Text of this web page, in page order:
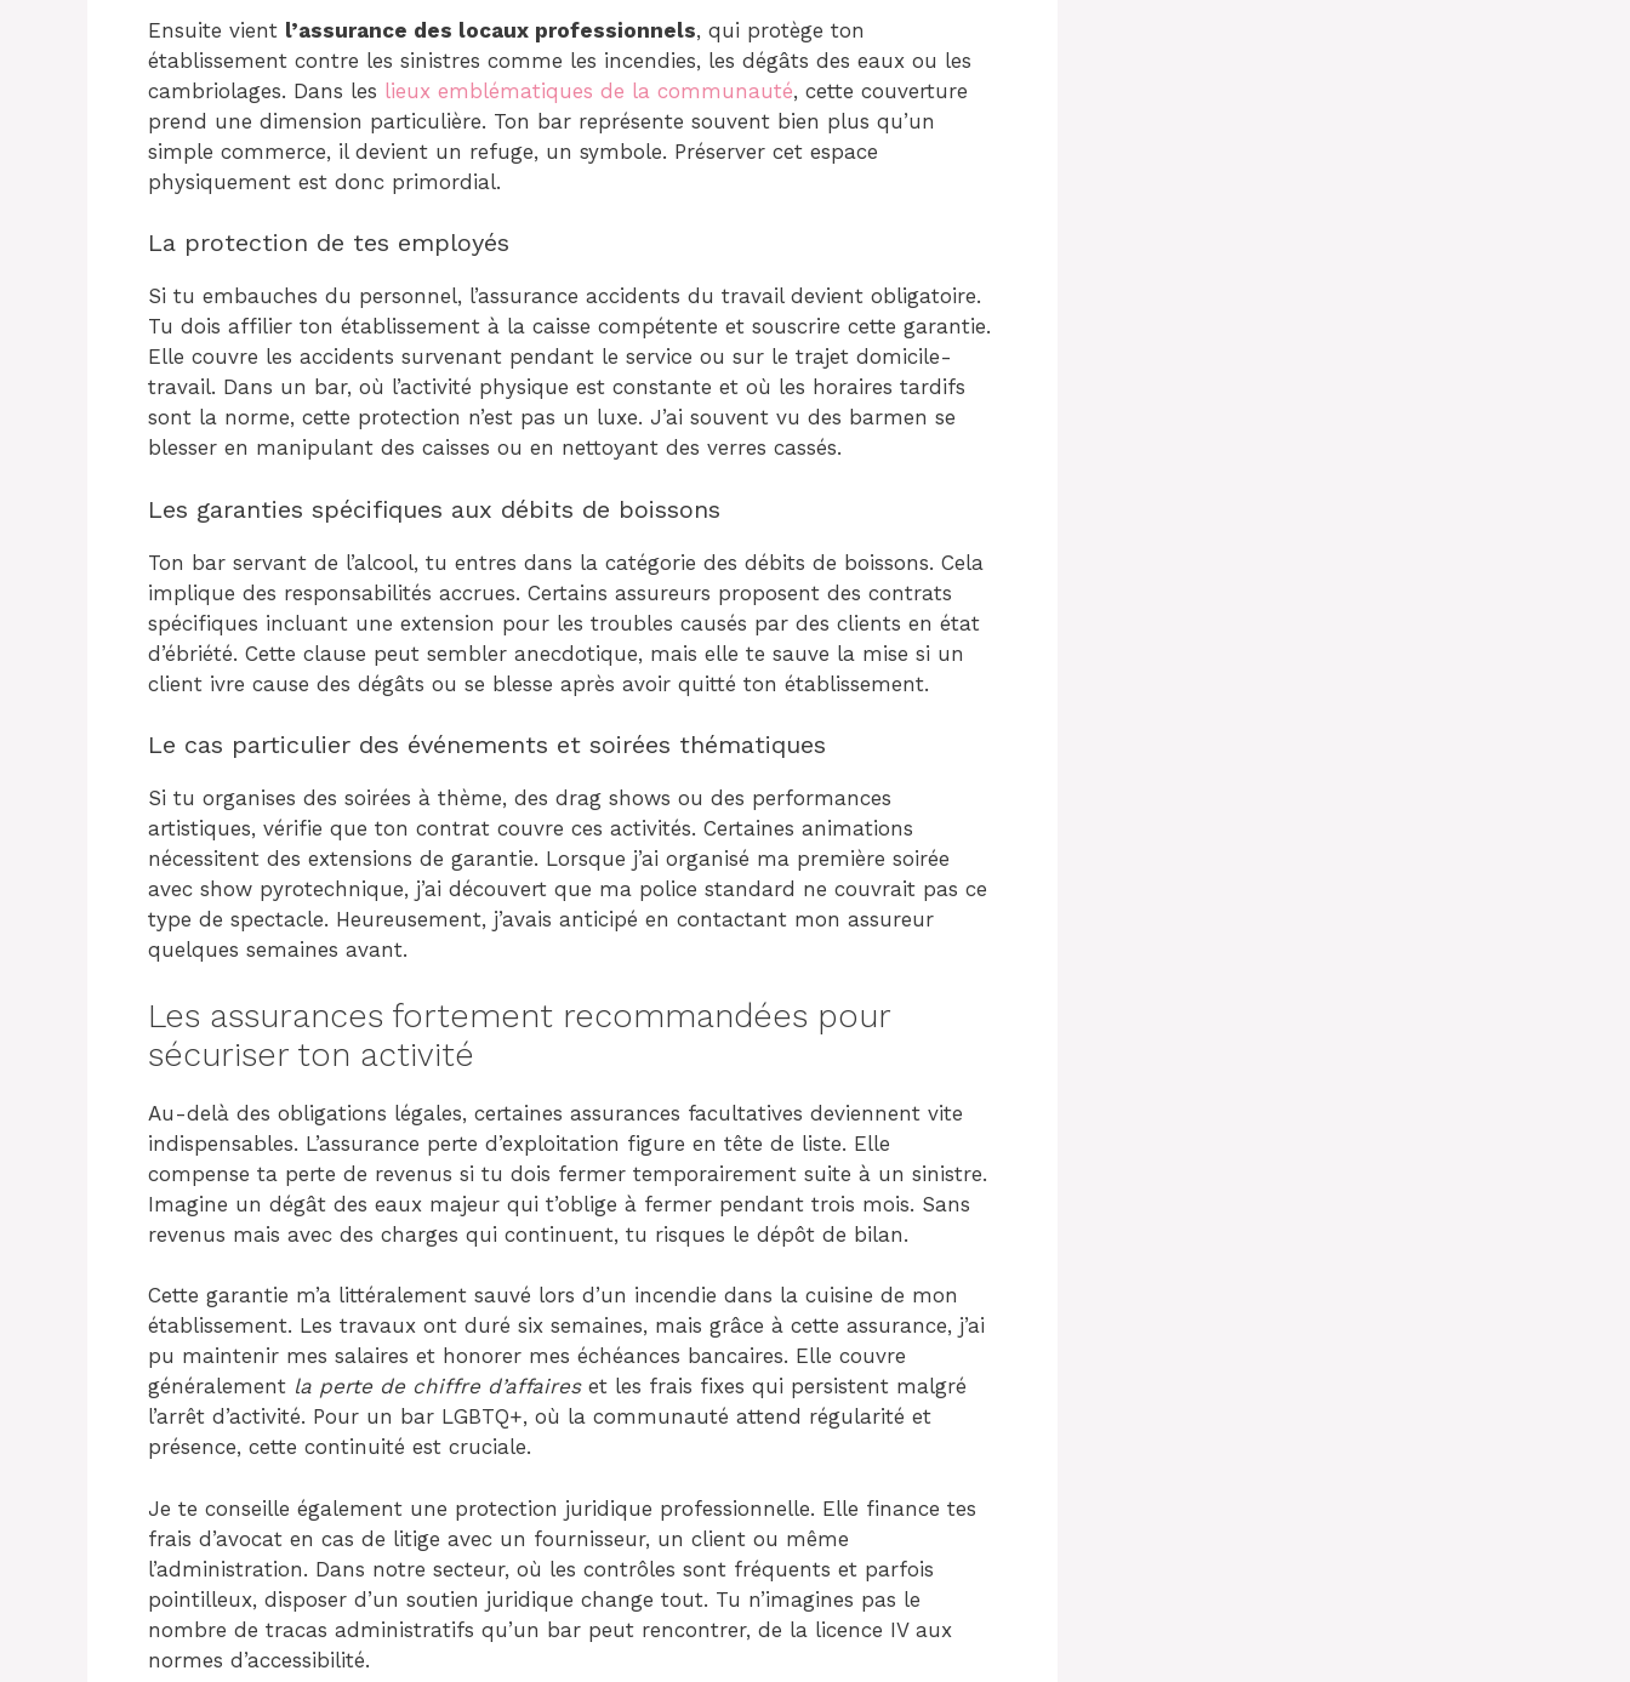
Ensuite vient l’assurance des locaux professionnels, qui protège ton
établissement contre les sinistres comme les incendies, les dégâts des eaux ou les
cambriolages. Dans les lieux emblématiques de la communauté, cette couverture
prend une dimension particulière. Ton bar représente souvent bien plus qu’un
simple commerce, il devient un refuge, un symbole. Préserver cet espace
physiquement est donc primordial.
La protection de tes employés
Si tu embauches du personnel, l’assurance accidents du travail devient obligatoire.
Tu dois affilier ton établissement à la caisse compétente et souscrire cette garantie.
Elle couvre les accidents survenant pendant le service ou sur le trajet domicile-
travail. Dans un bar, où l’activité physique est constante et où les horaires tardifs
sont la norme, cette protection n’est pas un luxe. J’ai souvent vu des barmen se
blesser en manipulant des caisses ou en nettoyant des verres cassés.
Les garanties spécifiques aux débits de boissons
Ton bar servant de l’alcool, tu entres dans la catégorie des débits de boissons. Cela
implique des responsabilités accrues. Certains assureurs proposent des contrats
spécifiques incluant une extension pour les troubles causés par des clients en état
d’ébriété. Cette clause peut sembler anecdotique, mais elle te sauve la mise si un
client ivre cause des dégâts ou se blesse après avoir quitté ton établissement.
Le cas particulier des événements et soirées thématiques
Si tu organises des soirées à thème, des drag shows ou des performances
artistiques, vérifie que ton contrat couvre ces activités. Certaines animations
nécessitent des extensions de garantie. Lorsque j’ai organisé ma première soirée
avec show pyrotechnique, j’ai découvert que ma police standard ne couvrait pas ce
type de spectacle. Heureusement, j’avais anticipé en contactant mon assureur
quelques semaines avant.
Les assurances fortement recommandées pour
sécuriser ton activité
Au-delà des obligations légales, certaines assurances facultatives deviennent vite
indispensables. L’assurance perte d’exploitation figure en tête de liste. Elle
compense ta perte de revenus si tu dois fermer temporairement suite à un sinistre.
Imagine un dégât des eaux majeur qui t’oblige à fermer pendant trois mois. Sans
revenus mais avec des charges qui continuent, tu risques le dépôt de bilan.
Cette garantie m’a littéralement sauvé lors d’un incendie dans la cuisine de mon
établissement. Les travaux ont duré six semaines, mais grâce à cette assurance, j’ai
pu maintenir mes salaires et honorer mes échéances bancaires. Elle couvre
généralement la perte de chiffre d’affaireset les frais fixes qui persistent malgré
l’arrêt d’activité. Pour un bar LGBTQ+, où la communauté attend régularité et
présence, cette continuité est cruciale.
Je te conseille également une protection juridique professionnelle. Elle finance tes
frais d’avocat en cas de litige avec un fournisseur, un client ou même
l’administration. Dans notre secteur, où les contrôles sont fréquents et parfois
pointilleux, disposer d’un soutien juridique change tout. Tu n’imagines pas le
nombre de tracas administratifs qu’un bar peut rencontrer, de la licence IV aux
normes d’accessibilité.